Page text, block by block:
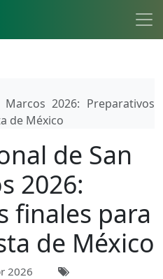
2026: Preparativos
de México
de San
2026:
finales para
de México
2026